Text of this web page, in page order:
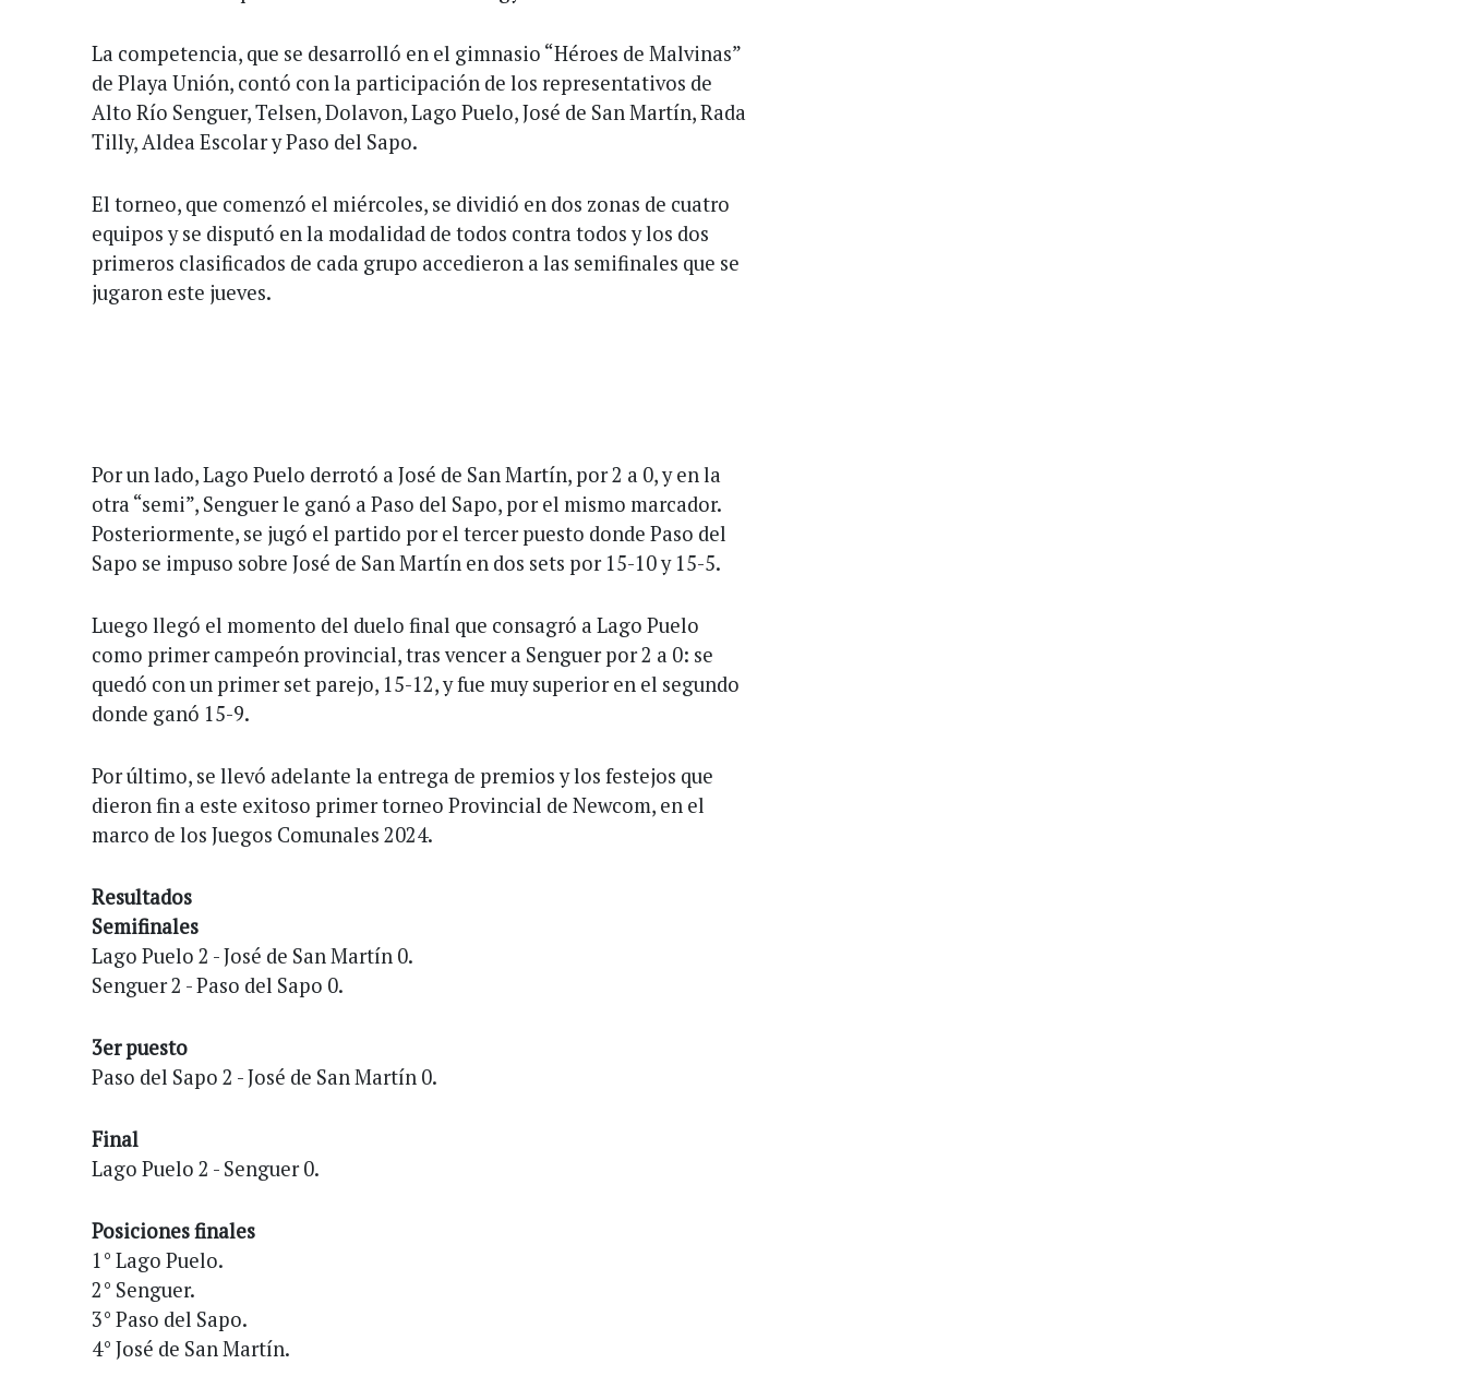
La competencia, que se desarrolló en el gimnasio “Héroes de Malvinas”
de Playa Unión, contó con la participación de los representativos de
Alto Río Senguer, Telsen, Dolavon, Lago Puelo, José de San Martín, Rada
Tilly, Aldea Escolar y Paso del Sapo.
El torneo, que comenzó el miércoles, se dividió en dos zonas de cuatro
equipos y se disputó en la modalidad de todos contra todos y los dos
primeros clasificados de cada grupo accedieron a las semifinales que se
jugaron este jueves.
Por un lado, Lago Puelo derrotó a José de San Martín, por 2 a 0, y en la
otra “semi”, Senguer le ganó a Paso del Sapo, por el mismo marcador.
Posteriormente, se jugó el partido por el tercer puesto donde Paso del
Sapo se impuso sobre José de San Martín en dos sets por 15-10 y 15-5.
Luego llegó el momento del duelo final que consagró a Lago Puelo
como primer campeón provincial, tras vencer a Senguer por 2 a 0: se
quedó con un primer set parejo, 15-12, y fue muy superior en el segundo
donde ganó 15-9.
Por último, se llevó adelante la entrega de premios y los festejos que
dieron fin a este exitoso primer torneo Provincial de Newcom, en el
marco de los Juegos Comunales 2024.
Resultados
Semifinales
Lago Puelo 2 - José de San Martín 0.
Senguer 2 - Paso del Sapo 0.
3er puesto
Paso del Sapo 2 - José de San Martín 0.
Final
Lago Puelo 2 - Senguer 0.
Posiciones finales
1° Lago Puelo.
2° Senguer.
3° Paso del Sapo.
4° José de San Martín.